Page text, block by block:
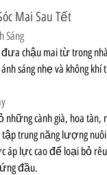
Mai Sau Tết
Sáng
đưa chậu mai từ trong
sáng nhẹ và không khí
những cành già, hoa
tập trung năng lượng
áp lực cao để loại bỏ
đầu.